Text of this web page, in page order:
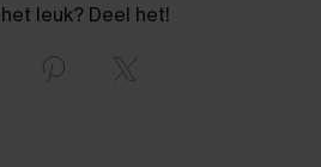
leuk? Deel het!